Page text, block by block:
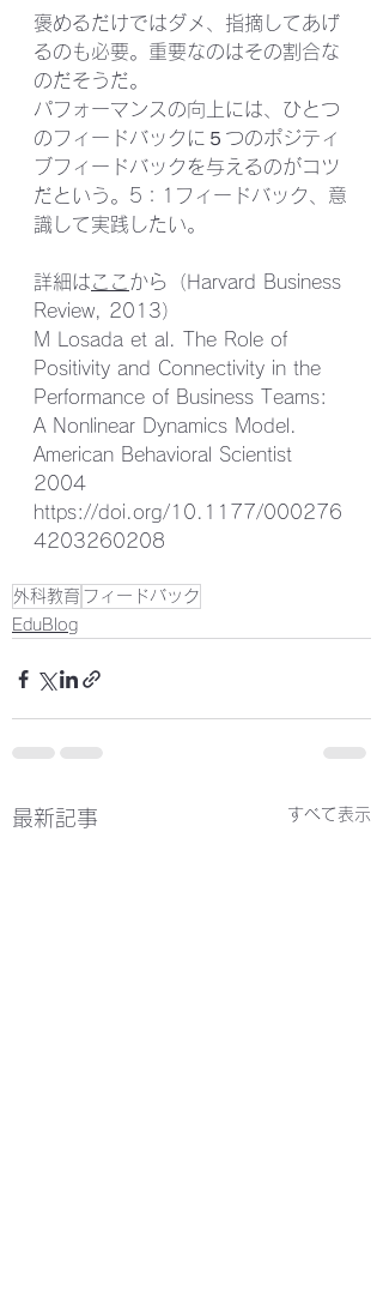
褒めるだけではダメ、指摘してあげ
るのも必要。重要なのはその割合な
のだそうだ。
パフォーマンスの向上には、ひとつ
のフィードバックに５つのポジティ
ブフィードバックを与えるのがコツ
だという。5：1フィードバック、意
識して実践したい。
詳細は​ここ から（Harvard Business
Review, 2013）
M Losada et al. The Role of
Positivity and Connectivity in the
Performance of Business Teams:
A Nonlinear Dynamics Model.
American Behavioral Scientist
2004
https://doi.org/10.1177/000276
4203260208
外科教育 フィードバック
EduBlog
最新記事 すべて表示